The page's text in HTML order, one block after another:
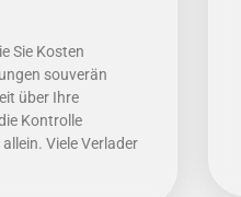
Sie Kosten
souverän
über Ihre
Kontrolle
Viele Verlader